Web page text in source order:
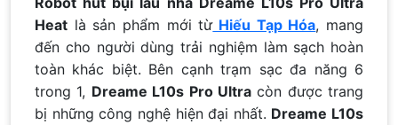
Heat là sản phẩm mới từHiếu Tạp Hóa, mang
đến cho người dùng trải nghiệm làm sạch hoàn
toàn khác biệt. Bên cạnh trạm sạc đa năng 6
trong 1, Dreame L10s Pro Ultracòn được trang
bị những công nghệ hiện đại nhất. Dreame L10s